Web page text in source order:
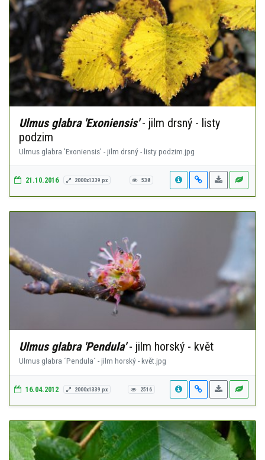
Ulmus glabra 'Exoniensis'- jilm drsný - listy
podzim
Ulmus glabra 'Exoniensis' - jilm drsný - listy podzim.jpg
21.10.2016 2000x1339 px 538
Ulmus glabra 'Pendula'- jilm horský - květ
Ulmus glabra ´Pendula´ - jilm horský - květ.jpg
16.04.2012 2000x1339 px 2516